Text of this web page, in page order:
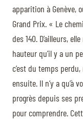
apparition à Genève,
Grand Prix. « Le
des 140. D’ailleurs,
hauteur qu’il y a un
c’est du temps
ensuite. Il n’y a qu’à
progrès depuis ses
pour comprendre.